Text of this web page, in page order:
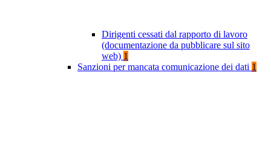
Dirigenti cessati dal rapporto di lavoro
(documentazione da pubblicare sul sito
web) 1
Sanzioni per mancata comunicazione dei dati 1